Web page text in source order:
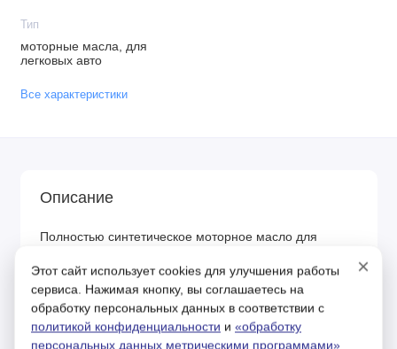
Тип
моторные масла, для
легковых авто
Все характеристики
Описание
Полностью синтетическое моторное масло для
высокоэффективное, универсальное, экономящее
топливо масло для бензиновых, дизельных
двигателей легковых автомобилей и легких
×
Этот сайт использует cookies для улучшения работы
сервиса. Нажимая кнопку, вы соглашаетесь на
обработку персональных данных в соответствии с
политикой конфиденциальности и «обработку
персональных данных метрическими программами»